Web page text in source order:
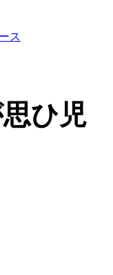
ス
ひ児